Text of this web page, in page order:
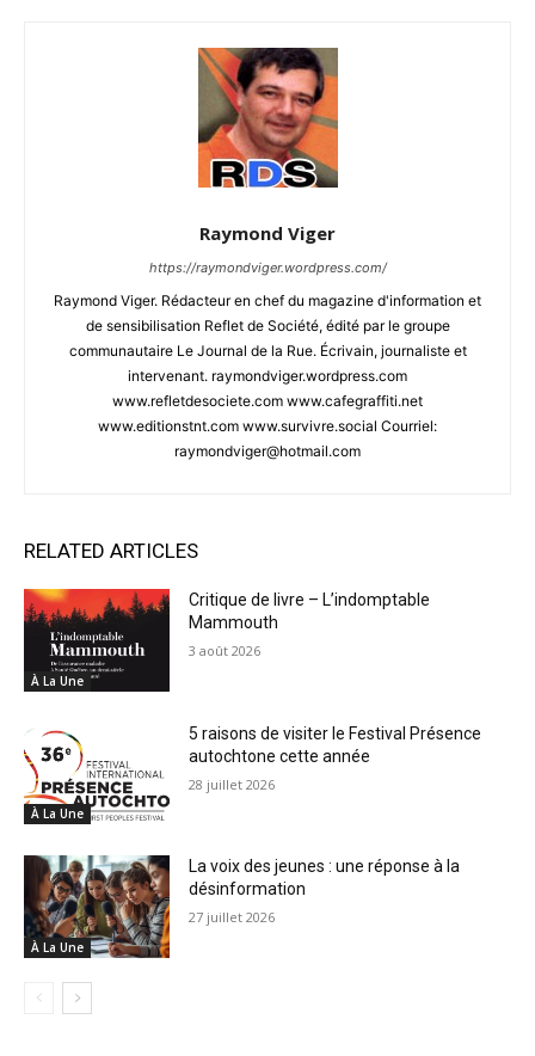
Raymond Viger
https://raymondviger.wordpress.com/
Raymond Viger. Rédacteur en chef du magazine d'information et
de sensibilisation Reflet de Société, édité par le groupe
communautaire Le Journal de la Rue. Écrivain, journaliste et
intervenant. raymondviger.wordpress.com
www.refletdesociete.com www.cafegraffiti.net
www.editionstnt.com www.survivre.social Courriel:
raymondviger@hotmail.com
RELATED ARTICLES
À La Une
Critique de livre – L’indomptable
Mammouth
3 août 2026
À La Une
5 raisons de visiter le Festival Présence
autochtone cette année
28 juillet 2026
À La Une
La voix des jeunes : une réponse à la
désinformation
27 juillet 2026